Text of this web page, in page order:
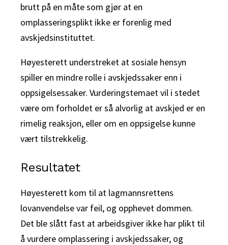
brutt på en måte som gjør at en
omplasseringsplikt ikke er forenlig med
avskjedsinstituttet.
Høyesterett understreket at sosiale hensyn
spiller en mindre rolle i avskjedssaker enn i
oppsigelsessaker. Vurderingstemaet vil i stedet
være om forholdet er så alvorlig at avskjed er en
rimelig reaksjon, eller om en oppsigelse kunne
vært tilstrekkelig.
Resultatet
Høyesterett kom til at lagmannsrettens
lovanvendelse var feil, og opphevet dommen.
Det ble slått fast at arbeidsgiver ikke har plikt til
å vurdere omplassering i avskjedssaker, og